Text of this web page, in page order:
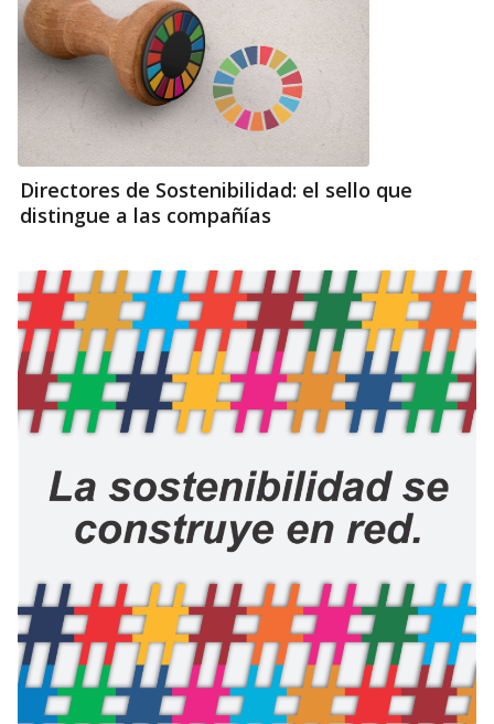
Directores de Sostenibilidad: el sello que
distingue a las compañías